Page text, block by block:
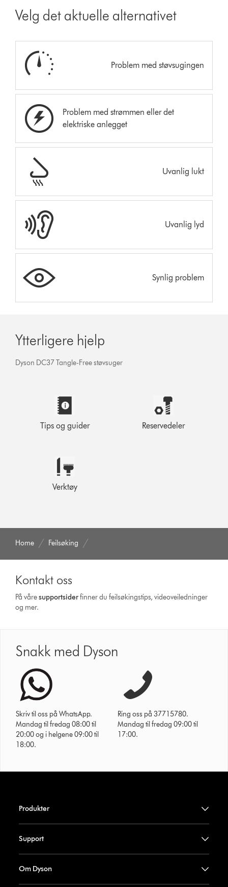
Velg det aktuelle alternativet
Problem med støvsugingen
Problem med strømmen eller det
elektriske anlegget
Uvanlig lukt
Uvanlig lyd
Synlig problem
Ytterligere hjelp
Dyson DC37 Tangle-Free støvsuger
Tips og guider Reservedeler
Verktøy
Home Feilsøking
Kontakt oss
På våresupportsiderfinner du feilsøkingstips, videoveiledninger
og mer.
Snakk med Dyson
Skriv til oss på WhatsApp.
Mandag til fredag 08:00 til
20:00 og i helgene 09:00 til
18:00.
Ring oss på 37715780.
Mandag til fredag 09:00 til
17:00.
Produkter
Support
Om Dyson